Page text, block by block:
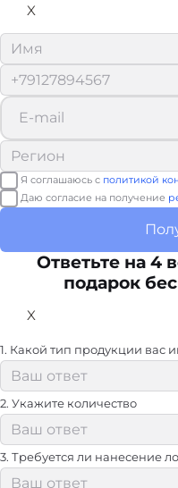
X
Я соглашаюсь с политикой
Даю согласие на получение
Ответьте на 4
подарок
X
1. Какой тип продукции вас
2. Укажите количество
3. Требуется ли нанесение